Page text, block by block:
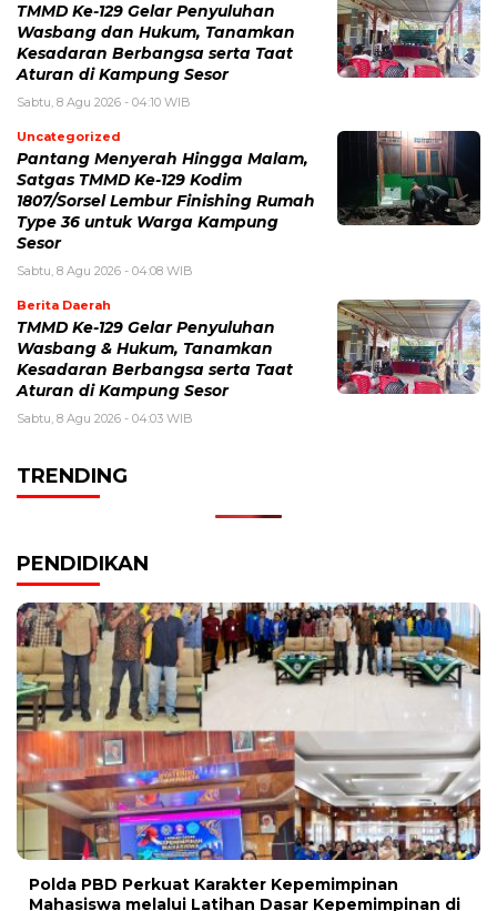
TMMD Ke-129 Gelar Penyuluhan
Wasbang dan Hukum, Tanamkan
Kesadaran Berbangsa serta Taat
Aturan di Kampung Sesor
Sabtu, 8 Agu 2026 - 04:10 WIB
Uncategorized
Pantang Menyerah Hingga Malam,
Satgas TMMD Ke-129 Kodim
1807/Sorsel Lembur Finishing Rumah
Type 36 untuk Warga Kampung
Sesor
Sabtu, 8 Agu 2026 - 04:08 WIB
Berita Daerah
TMMD Ke-129 Gelar Penyuluhan
Wasbang & Hukum, Tanamkan
Kesadaran Berbangsa serta Taat
Aturan di Kampung Sesor
Sabtu, 8 Agu 2026 - 04:03 WIB
TRENDING
PENDIDIKAN
Polda PBD Perkuat Karakter Kepemimpinan
Mahasiswa melalui Latihan Dasar Kepemimpinan di